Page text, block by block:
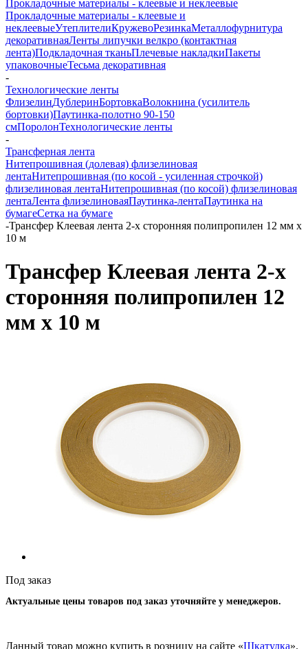
Прокладочные материалы - клеевые и неклеевые
Прокладочные материалы - клеевые и
неклеевыеУтеплителиКружевоРезинкаМеталлофурнитура
декоративнаяЛенты липучки велкро (контактная
лента)Подкладочная тканьПлечевые накладкиПакеты
упаковочныеТесьма декоративная
-
Технологические ленты
ФлизелинДублеринБортовкаВолокнина (усилитель
бортовки)Паутинка-полотно 90-150
смПоролонТехнологические ленты
-
Трансферная лента
Нитепрошивная (долевая) флизелиновая
лентаНитепрошивная (по косой - усиленная строчкой)
флизелиновая лентаНитепрошивная (по косой) флизелиновая
лентаЛента флизелиноваяПаутинка-лентаПаутинка на
бумагеСетка на бумаге
-Трансфер Клеевая лента 2-х сторонняя полипропилен 12 мм х
10 м
Трансфер Клеевая лента 2-х
сторонняя полипропилен 12
мм х 10 м
Под заказ
Актуальные цены товаров под заказ уточняйте у менеджеров.
Данный товар можно купить в розницу на сайте «Шкатулка».